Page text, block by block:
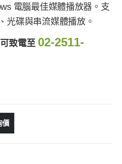
電腦最佳媒體播放器。支
光碟與串流媒體播放。
致電至 02-2511-
價